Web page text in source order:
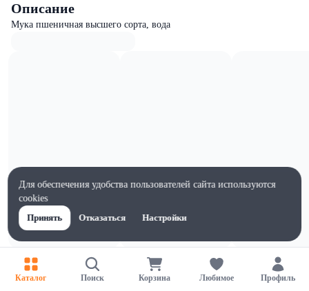
Описание
Мука пшеничная высшего сорта, вода
Характеристики
Жиры на 100г, г
Каталог Поиск Корзина Любимое Профиль
Для обеспечения удобства пользователей сайта используются
cookies
Принять
Отказаться Настройки